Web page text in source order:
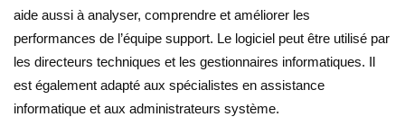
aide aussi à analyser, comprendre et améliorer les
performances de l’équipe support. Le logiciel peut être utilisé par
les directeurs techniques et les gestionnaires informatiques. Il
est également adapté aux spécialistes en assistance
informatique et aux administrateurs système.